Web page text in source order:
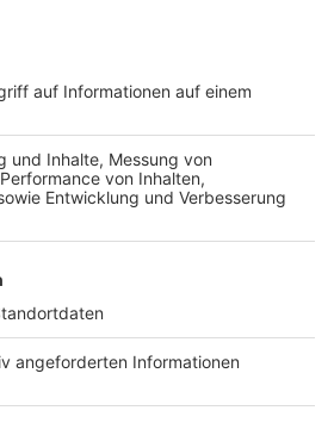
mit der S12 von Kerpen
möchte, der muss sich eine
suchen. Wie der Zweckverband
fallen die S-Bahnen zwischen
aus. Grund sind
dem Bahnhof Messe-Deutz
auf der S19, die über Buir, Sindorf
es zu Einschränkungen. Hier
zwischen Messe/Deutz und